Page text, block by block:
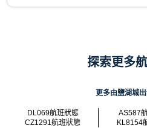
探索更多
更多由鹽湖城
DL069航班狀態
AS587
CZ1291航班狀態
KL8154